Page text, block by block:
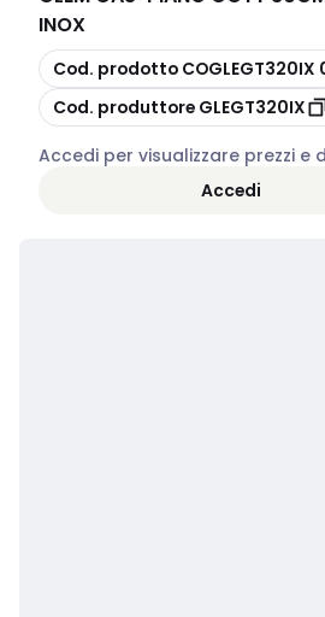
INOX
copia
Cod. prodotto
copia
Cod. produttore GLEGT320IX
Accedi per visualizzare prezzi e
Accedi